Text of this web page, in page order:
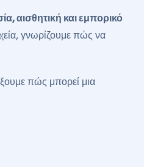
αισθητική και εμπορικό
γνωρίζουμε πώς να
πώς μπορεί μια